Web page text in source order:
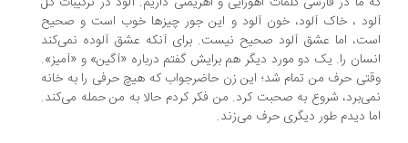
، خاک آلود، خون آلود و این جور چیزها خوب است و صحیح
اما عشق آلود صحیح نیست. برای آنکه عشق آلوده نمی‌کند
را. یک دو مورد دیگر هم برایش گفتم درباره «آگین» و «آمیز».
حرف من تمام شد؛ این زن حاضرجواب که هیچ حرفی را به خانه
شروع به صحبت کرد. من فکر کردم حالا به من حمله می‌کند.
دیدم طور دیگری حرف می‌زند.